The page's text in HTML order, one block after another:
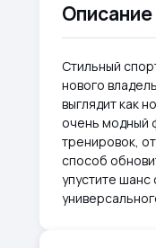
Описание
Стильный
нового
выглядит как
очень модный
тренировок,
способ
упустите шанс